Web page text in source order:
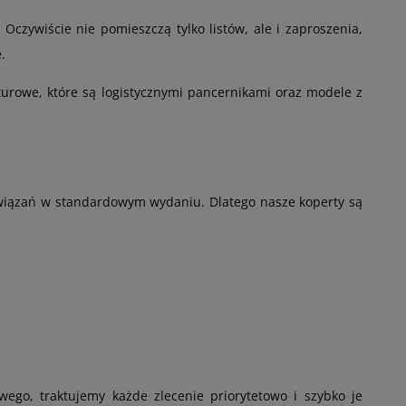
nie pomieszczą tylko listów, ale i zaproszenia,
które są logistycznymi pancernikami oraz modele z
w standardowym wydaniu. Dlatego nasze koperty są
traktujemy każde zlecenie priorytetowo i szybko je